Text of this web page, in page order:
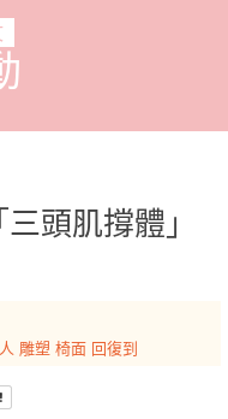
頭肌撐體」
雕塑 椅面 回復到